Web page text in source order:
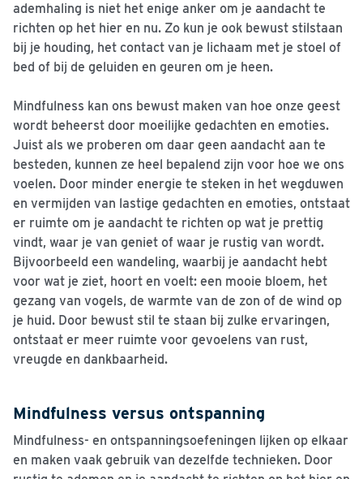
ademhaling is niet het enige anker om je aandacht te
richten op het hier en nu. Zo kun je ook bewust stilstaan
bij je houding, het contact van je lichaam met je stoel of
bed of bij de geluiden en geuren om je heen.
Mindfulness kan ons bewust maken van hoe onze geest
wordt beheerst door moeilijke gedachten en emoties.
Juist als we proberen om daar geen aandacht aan te
besteden, kunnen ze heel bepalend zijn voor hoe we ons
voelen. Door minder energie te steken in het wegduwen
en vermijden van lastige gedachten en emoties, ontstaat
er ruimte om je aandacht te richten op wat je prettig
vindt, waar je van geniet of waar je rustig van wordt.
Bijvoorbeeld een wandeling, waarbij je aandacht hebt
voor wat je ziet, hoort en voelt: een mooie bloem, het
gezang van vogels, de warmte van de zon of de wind op
je huid. Door bewust stil te staan bij zulke ervaringen,
ontstaat er meer ruimte voor gevoelens van rust,
vreugde en dankbaarheid.
Mindfulness versus ontspanning
Mindfulness- en ontspanningsoefeningen lijken op elkaar
en maken vaak gebruik van dezelfde technieken. Door